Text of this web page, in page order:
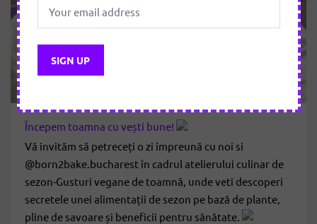
Începem toamna cu vești bune!
Vă invităm să petreceți o zi împreună cu noi si
@born2bake.bucharest în cadrul atelierului culinar de
sezon-Gusturi vegane de toamnă, unde veti descoperi
secretele unei alimentații de sezon pe bază de plante,
pline de savoare și beneficii pentru sănătate.